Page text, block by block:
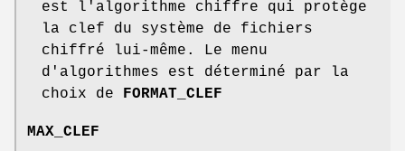
est l'algorithme chiffre qui protège
la clef du système de fichiers
chiffré lui-même. Le menu
d'algorithmes est déterminé par la
choix de FORMAT_CLEF
MAX_CLEF